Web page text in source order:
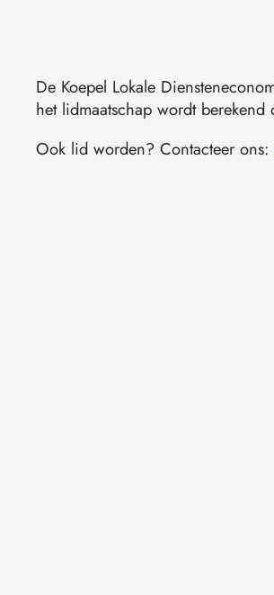
De Koepel Lokale
het lidmaatschap wordt
Ook lid worden? Contacteer ons: